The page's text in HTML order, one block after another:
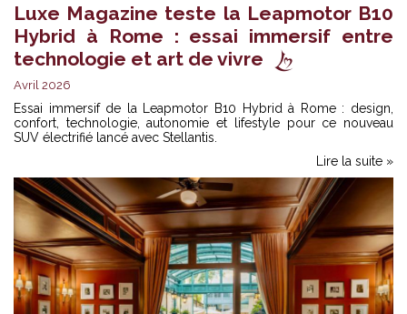
Luxe Magazine teste la Leapmotor B10
Hybrid à Rome : essai immersif entre
technologie et art de vivre
Avril 2026
Essai immersif de la Leapmotor B10 Hybrid à Rome : design,
confort, technologie, autonomie et lifestyle pour ce nouveau
SUV électrifié lancé avec Stellantis.
Lire la suite »